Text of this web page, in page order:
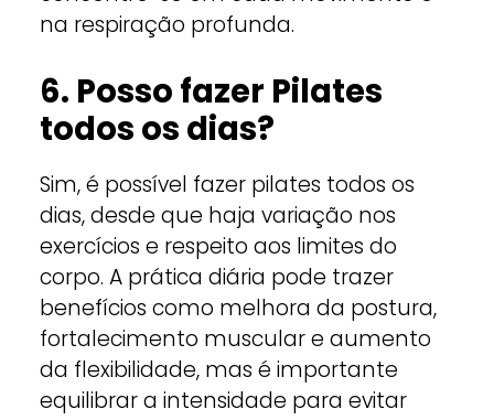
na respiração profunda.
6. Posso fazer Pilates
todos os dias?
Sim, é possível fazer pilates todos os
dias, desde que haja variação nos
exercícios e respeito aos limites do
corpo. A prática diária pode trazer
benefícios como melhora da postura,
fortalecimento muscular e aumento
da flexibilidade, mas é importante
equilibrar a intensidade para evitar